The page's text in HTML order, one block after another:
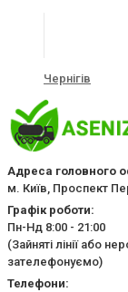
Чернігів
Адреса головного
м. Київ, Проспект
Графік роботи:
Пн-Нд 8:00 - 21:00
(Зайняті лінії або
зателефонуємо)
Телефони: